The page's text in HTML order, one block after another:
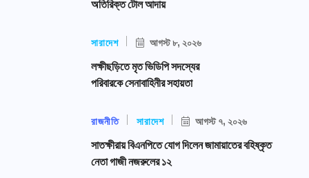
অতিরিক্ত টোল আদায়
সারাদেশ আগস্ট ৮, ২০২৬
লক্ষীছড়িতে মৃত ভিডিপি সদস্যের
পরিবারকে সেনাবাহিনীর সহায়তা
রাজনীতি সারাদেশ আগস্ট ৭, ২০২৬
সাতক্ষীরায় বিএনপিতে যোগ দিলেন জামায়াতের বহিষ্কৃত
নেতা গাজী নজরুলের ১২